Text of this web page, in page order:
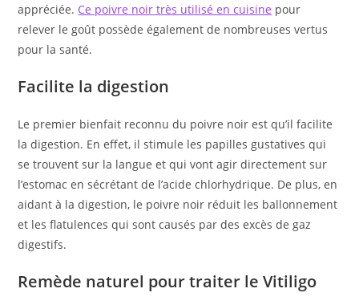
appréciée. Ce poivre noir très utilisé en cuisine pour
relever le goût possède également de nombreuses vertus
pour la santé.
Facilite la digestion
Le premier bienfait reconnu du poivre noir est qu’il facilite
la digestion. En effet, il stimule les papilles gustatives qui
se trouvent sur la langue et qui vont agir directement sur
l’estomac en sécrétant de l’acide chlorhydrique. De plus, en
aidant à la digestion, le poivre noir réduit les ballonnement
et les flatulences qui sont causés par des excès de gaz
digestifs.
Remède naturel pour traiter le Vitiligo